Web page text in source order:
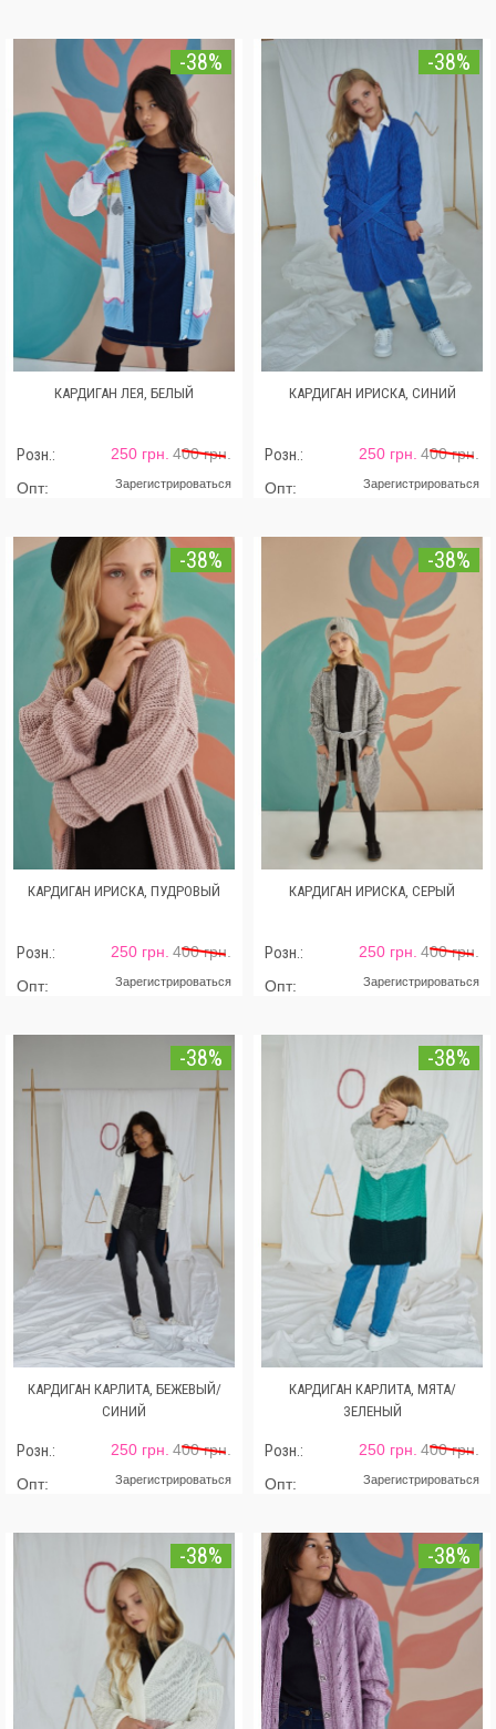
-38%
КАРДИГАН ЛЕЯ, БЕЛЫЙ
Розн.: 250 грн. 400 грн.
Опт:
Зарегистрироваться
-38%
КАРДИГАН ИРИСКА, СИНИЙ
Розн.: 250 грн. 400 грн.
Опт:
Зарегистрироваться
-38%
КАРДИГАН ИРИСКА, ПУДРОВЫЙ
Розн.: 250 грн. 400 грн.
Опт:
Зарегистрироваться
-38%
КАРДИГАН ИРИСКА, СЕРЫЙ
Розн.: 250 грн. 400 грн.
Опт:
Зарегистрироваться
-38%
КАРДИГАН КАРЛИТА, БЕЖЕВЫЙ/
СИНИЙ
Розн.: 250 грн. 400 грн.
Опт:
Зарегистрироваться
-38%
КАРДИГАН КАРЛИТА, МЯТА/
ЗЕЛЕНЫЙ
Розн.: 250 грн. 400 грн.
Опт:
Зарегистрироваться
-38% -38%